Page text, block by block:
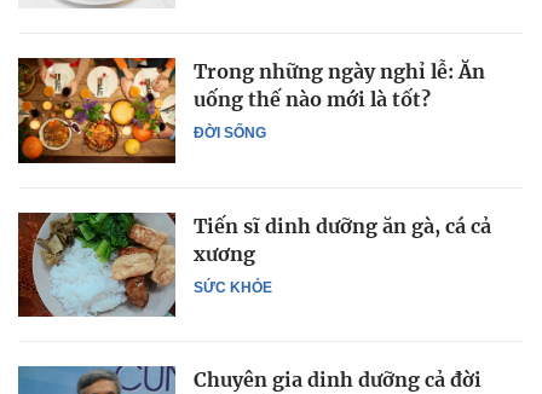
ĐỜI SỐNG
Trong những ngày nghỉ lễ: Ăn
uống thế nào mới là tốt?
SỨC KHỎE
Tiến sĩ dinh dưỡng ăn gà, cá cả
xương
Chuyên gia dinh dưỡng cả đời